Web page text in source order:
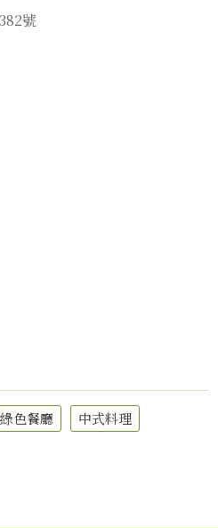
號
綠色餐廳
中式料理